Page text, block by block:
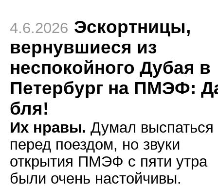
4.6.2026 Эскортницы,
вернувшиеся из
неспокойного Дубая в
Петербург на ПМЭФ:
бля!
Их нравы. Думал выспаться
перед поездом, но звуки
открытия ПМЭФ с пяти утра
были очень настойчивы.